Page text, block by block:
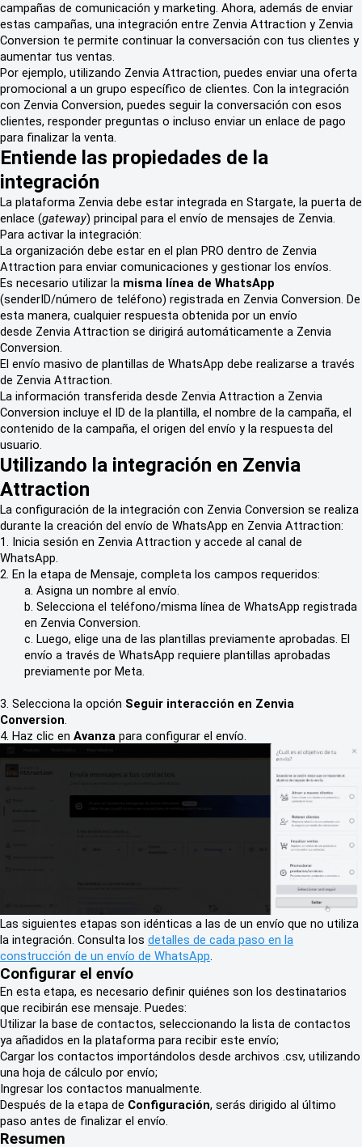
campañas de comunicación y marketing. Ahora, además de enviar
estas campañas, una integración entre Zenvia Attraction y Zenvia
Conversion te permite continuar la conversación con tus clientes y
aumentar tus ventas.
Por ejemplo, utilizando Zenvia Attraction, puedes enviar una oferta
promocional a un grupo específico de clientes. Con la integración
con Zenvia Conversion, puedes seguir la conversación con esos
clientes, responder preguntas o incluso enviar un enlace de pago
para finalizar la venta.
Entiende las propiedades de la
integración
La plataforma Zenvia debe estar integrada en Stargate, la puerta de
enlace (gateway) principal para el envío de mensajes de Zenvia.
Para activar la integración:
La organización debe estar en el plan PRO dentro de Zenvia
Attraction para enviar comunicaciones y gestionar los envíos.
Es necesario utilizar la misma línea de WhatsApp
(senderID/número de teléfono) registrada en Zenvia Conversion. De
esta manera, cualquier respuesta obtenida por un envío
desde Zenvia Attraction se dirigirá automáticamente a Zenvia
Conversion.
El envío masivo de plantillas de WhatsApp debe realizarse a través
de Zenvia Attraction.
La información transferida desde Zenvia Attraction a Zenvia
Conversion incluye el ID de la plantilla, el nombre de la campaña, el
contenido de la campaña, el origen del envío y la respuesta del
usuario.
Utilizando la integración en Zenvia
Attraction
La configuración de la integración con Zenvia Conversion se realiza
durante la creación del envío de WhatsApp en Zenvia Attraction:
1. Inicia sesión en Zenvia Attraction y accede al canal de
WhatsApp.
2. En la etapa de Mensaje, completa los campos requeridos:
a. Asigna un nombre al envío.
b. Selecciona el teléfono/misma línea de WhatsApp registrada
en Zenvia Conversion.
c. Luego, elige una de las plantillas previamente aprobadas. El
envío a través de WhatsApp requiere plantillas aprobadas
previamente por Meta.
3. Selecciona la opción Seguir interacción en Zenvia
Conversion.
4. Haz clic en Avanza para configurar el envío.
Las siguientes etapas son idénticas a las de un envío que no utiliza
la integración. Consulta los detalles de cada paso en la
construcción de un envío de WhatsApp.
Configurar el envío
En esta etapa, es necesario definir quiénes son los destinatarios
que recibirán ese mensaje. Puedes:
Utilizar la base de contactos, seleccionando la lista de contactos
ya añadidos en la plataforma para recibir este envío;
Cargar los contactos importándolos desde archivos .csv, utilizando
una hoja de cálculo por envío;
Ingresar los contactos manualmente.
Después de la etapa de Configuración, serás dirigido al último
paso antes de finalizar el envío.
Resumen